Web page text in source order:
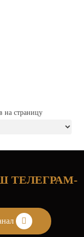
на страницу
ТЕЛЕГРАМ-